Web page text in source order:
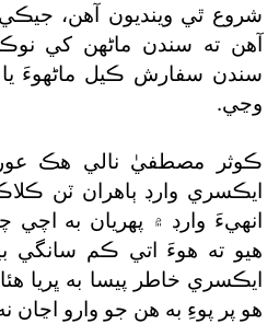
شروع ٿي وينديون آهن، جيڪي
آهن ته سندن ماڻهن کي
سندن سفارش ڪيل ماڻهوءَ
وڃي.
ڪوثر مصطفيٰ نالي هڪ
ايڪسري وارڊ ٻاهران ٽن
انهيءَ وارڊ ۾ پهريان به اچي
هيو ته هوءَ اتي ڪم سانگي
ايڪسري خاطر پيسا به ڀريا
هو پر پوءِ به هن جو وارو اڃان